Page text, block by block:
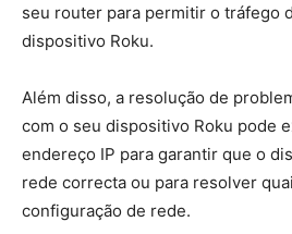
seu router para permitir o tráfego
dispositivo Roku.
Além disso, a resolução de
com o seu dispositivo Roku pode
endereço IP para garantir que o
rede correcta ou para resolver
configuração de rede.